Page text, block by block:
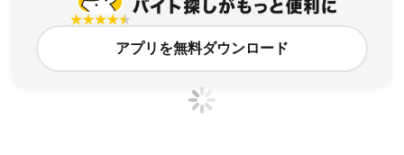
アプリを無料ダウンロード